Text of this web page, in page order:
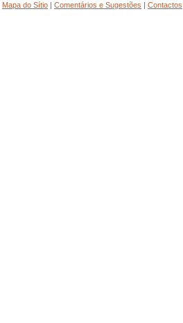
Mapa do Sítio | Comentários e Sugestões | Contactos